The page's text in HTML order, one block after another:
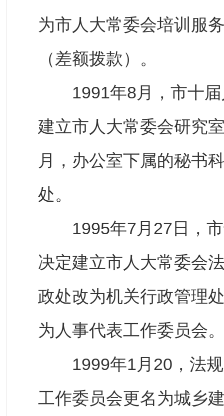
为市人大常委会培训服
（差额拨款）。
1991年8月，市十届
建立市人大常委会研究
月，办公室下属的秘书
处。
1995年7月27日，市
决定建立市人大常委会
政处改为机关行政管理
为人事代表工作委员会
1999年1月20，法规
工作委员会更名为城乡